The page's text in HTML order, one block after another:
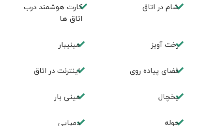
شام در اتاق
کارت هوشمند درب
اتاق ها
رخت آویز مینیبار
فضای پیاده روی اینترنت در اتاق
یخچال مینی بار
حوله دمپایی